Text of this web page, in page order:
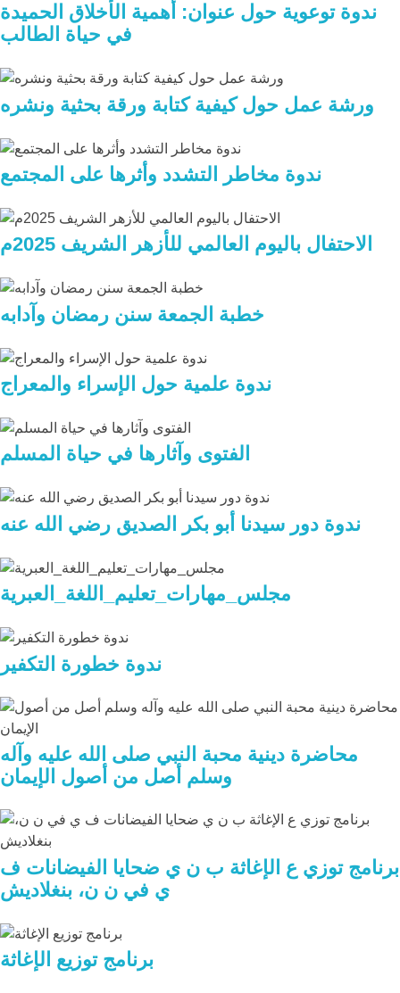
ندوة توعوية حول عنوان: أهمية الأخلاق الحميدة
في حياة الطالب
ورشة عمل حول كيفية كتابة ورقة بحثية ونشره
ندوة مخاطر التشدد وأثرها على المجتمع
الاحتفال باليوم العالمي للأزهر الشريف 2025م
خطبة الجمعة سنن رمضان وآدابه
ندوة علمية حول الإسراء والمعراج
الفتوى وآثارها في حياة المسلم
ندوة دور سيدنا أبو بكر الصديق رضي الله عنه
مجلس_مهارات_تعليم_اللغة_العبرية
ندوة خطورة التكفير
محاضرة دينية محبة النبي صلى الله عليه وآله
وسلم أصل من أصول الإيمان
برنامج توزي ع الإغاثة ب ن ي ضحايا الفيضانات ف
ي في ن ن، بنغلاديش
برنامج توزيع الإغاثة